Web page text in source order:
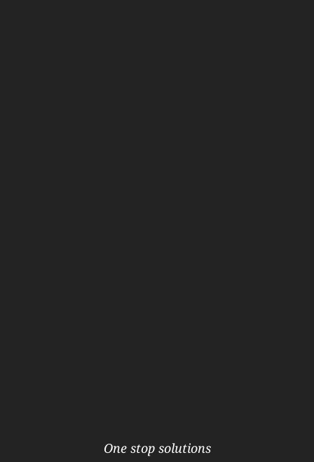
One stop solutions